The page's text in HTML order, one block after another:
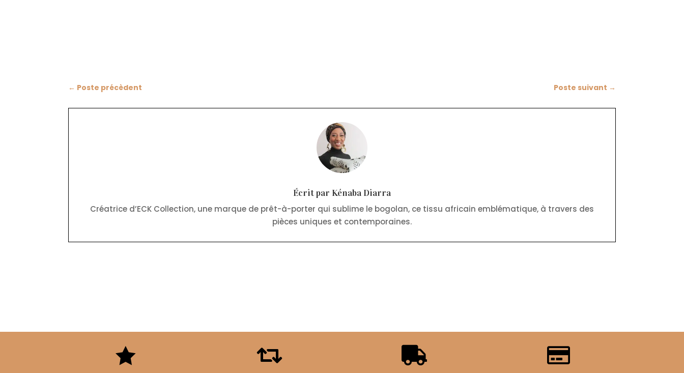
← Poste précèdent Poste suivant →
Écrit par Kénaba Diarra
Créatrice d’ECK Collection, une marque de prêt-à-porter qui sublime le bogolan, ce tissu africain emblématique, à travers des
pièces uniques et contemporaines.
   